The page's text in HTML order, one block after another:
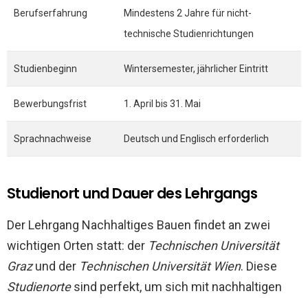
Berufserfahrung
Mindestens 2 Jahre für nicht-
technische Studienrichtungen
Studienbeginn Wintersemester, jährlicher Eintritt
Bewerbungsfrist 1. April bis 31. Mai
Sprachnachweise Deutsch und Englisch erforderlich
Studienort und Dauer des Lehrgangs
Der Lehrgang Nachhaltiges Bauen findet an zwei
wichtigen Orten statt: der Technischen Universität
Grazund der Technischen Universität Wien. Diese
Studienortesind perfekt, um sich mit nachhaltigen